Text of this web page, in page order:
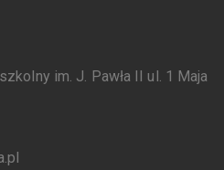
im. J. Pawła II ul. 1 Maja